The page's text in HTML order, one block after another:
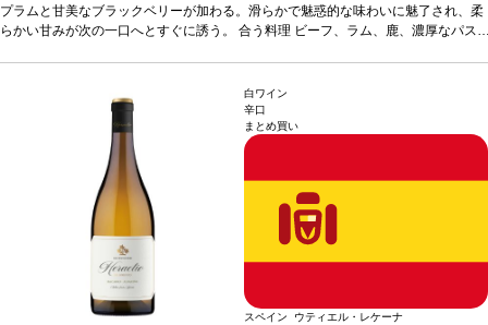
が在庫切れの場合、在庫があり価格が同様の場合は自動的に次のヴィンテージに変
更されます、ご了承ください。
プラムと甘美なブラックベリーが加わる。滑らかで魅惑的な味わいに魅了され、柔
らかい甘みが次の一口へとすぐに誘う。 合う料理 ビーフ、ラム、鹿、濃厚なパス
白ワイン
辛口
まとめ買い
スペイン ウティエル・レケーナ